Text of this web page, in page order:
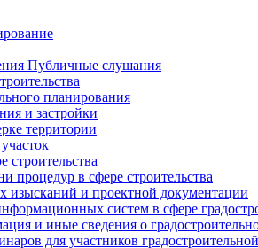
Публичные слушания
планирования
и застройки
территории
строительства
процедур в сфере строительства
изысканий и проектной документации
систем в сфере
и иные сведения о
для участников